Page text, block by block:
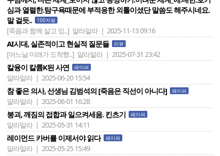
심과 열렬한.탐구욕때문에 부적응한 외톨이셨단 말씀도 해주시네요.
말 걸듯..
100자평
[죽음과 함께 살고 있..] 얄라알라 | 2025-11-13 09:16
AI시대, 실존적이고 현실적 질문들 리뷰
[어느날 미래가 도착했..] 얄라알라 | 2025-07-31 23:42
칼융이 칼륨K된 사연 페이퍼
얄라알라 | 2025-06-20 15:54
참 좋은 의사, 선생님 김범석의 [죽음은 직선이 아니다] 페이퍼
얄라알라 | 2025-06-01 16:28
붕괴, 깨짐의 접합과 일으켜세움. 킨츠기 페이퍼
얄라알라 | 2025-05-31 14:11
레이먼드 카버를 이제서야 읽다 페이퍼
얄라알라 | 2025-05-25 15:49